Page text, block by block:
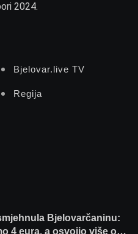
2024.
Bjelovar.live TV
Regija
Bjelovarčaninu:
4 eura, a osvojio više od